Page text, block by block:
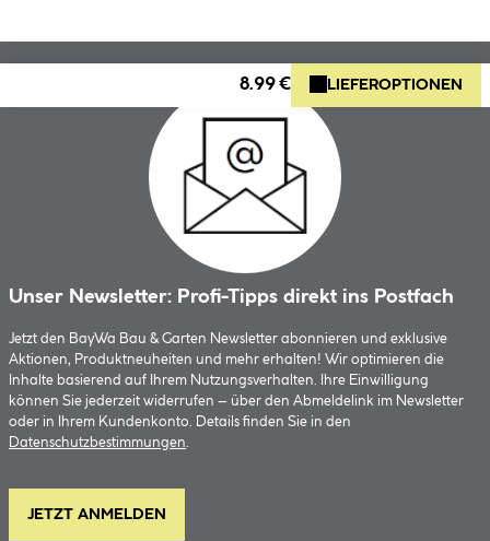
8.99 € LIEFEROPTIONEN
Unser Newsletter: Profi-Tipps direkt ins Postfach
Jetzt den BayWa Bau & Garten Newsletter abonnieren und exklusive
Aktionen, Produktneuheiten und mehr erhalten! Wir optimieren die
Inhalte basierend auf Ihrem Nutzungsverhalten. Ihre Einwilligung
können Sie jederzeit widerrufen – über den Abmeldelink im Newsletter
oder in Ihrem Kundenkonto. Details finden Sie in den
Datenschutzbestimmungen.
JETZT ANMELDEN